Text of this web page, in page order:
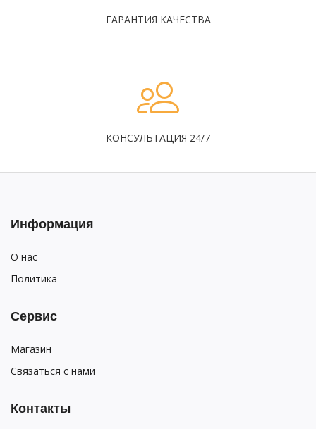
ГАРАНТИЯ КАЧЕСТВА
КОНСУЛЬТАЦИЯ 24/7
Информация
О нас
Политика
Сервис
Магазин
Связаться с нами
Контакты